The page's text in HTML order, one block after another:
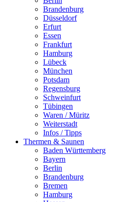
Brandenburg
Düsseldorf
Erfurt
Essen
Frankfurt
Hamburg
Lübeck
München
Potsdam
Regensburg
Schweinfurt
Tübingen
Waren / Müritz
Weiterstadt
Infos / Tipps
Thermen & Saunen
Baden Württemberg
Bayern
Berlin
Brandenburg
Bremen
Hamburg